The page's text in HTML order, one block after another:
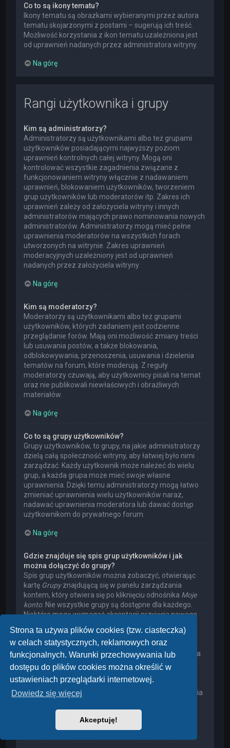
Strona ta używa plików cookies (tzw. ciasteczka)
w celach statystycznych, reklamowych oraz
funkcjonalnych. Warunki przechowywania lub
dostępu do plików cookies można określić w
ustawieniach przeglądarki internetowej.
Dowiedz się więcej
Akceptuję!
Co to są ikony tematu?
Ikony tematu są obrazkami wybieranymi przez autora
tematu skojarzonymi z postami – sugerują ich treść.
Możliwość korzystania z ikon tematu uzależniona jest
od uprawnień nadanych przez administratora witryny.
Na górę
Rangi użytkownika i grupy
Kim są administratorzy?
Administratorzy są użytkownikami albo też grupami
użytkowników posiadającymi najwyższy poziom
uprawnień kontrolnych całej witryny. Mogą oni
kontrolować wszystkie zagadnienia związane z
funkcjonowaniem witryny włącznie z nadawaniem
uprawnień, blokowaniem użytkowników, tworzeniem
grup użytkowników lub moderatorów itp. Zakres ich
uprawnień zależy od założyciela witryny i innych
administratorów mających prawo nominowania nowych
administratorów. Administratorzy mogą mieć pełne
uprawnienia moderatorów na wszystkich forach
utworzonych na witrynie. Zakres uprawnień
moderacyjnych uzależniony jest od uprawnień
nadanych przez założyciela witryny.
Na górę
Kim są moderatorzy?
Moderatorzy są użytkownikami albo też grupami
użytkowników, których zadaniem jest codzienne
przeglądanie forów. Mają oni możliwość zmiany treści
lub usuwania postów, a także blokowania,
odblokowywania, przenoszenia, usuwania i dzielenia
tematów na forum, które moderują. Z reguły
moderatorzy czuwają, aby użytkownicy pisali na temat
oraz nie publikowali niewłaściwych i obraźliwych
materiałów.
Na górę
Co to są grupy użytkowników?
Grupy użytkowników, to grupy, na jakie administratorzy
dzielą całą społeczność witryny, aby łatwiej było nimi
zarządzać. Każdy użytkownik może należeć do wielu
grup, a każda grupa może mieć swoje własne
uprawnienia. Dzięki temu administratorzy mogą łatwo
zmieniać uprawnienia wielu użytkowników naraz,
nadawać uprawnienia moderatora lub dawać dostęp
użytkownikom do prywatnego forum.
Na górę
Gdzie znajduje się spis grup użytkowników i jak
można dołączyć do grupy?
Spis grup użytkowników można zobaczyć, otwierając
kartę Grupyznajdującą się w panelu zarządzania
kontem, który otwiera się po kliknięciu odnośnika Moje
konto. Nie wszystkie grupy są dostępne dla każdego.
Niektóre mogą wymagać akceptacji przyjęcia nowego
mogą mieć ukrytych członków. Użytkownik może
poprosić o przyjęcie do danej grupy, naciskając
odpowiedni przycisk. Prośba o przyjęcie do grupy, która
wymaga akceptacji przyjęcia nowego członka, musi
zostać zaakceptowana przez lidera grupy. Może on
poprosić użytkownika o podanie wyjaśnień, dlaczego
chce on dołączyć do tej grupy. W przypadku otrzymania
pytaniami – widocznie miał on swoje powody.
Na górę